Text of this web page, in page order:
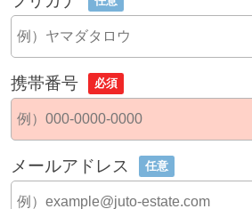
携帯番号 必須
メールアドレス 任意